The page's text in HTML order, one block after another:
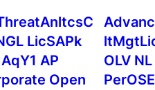
LicSAPk
AP
Open
OLV